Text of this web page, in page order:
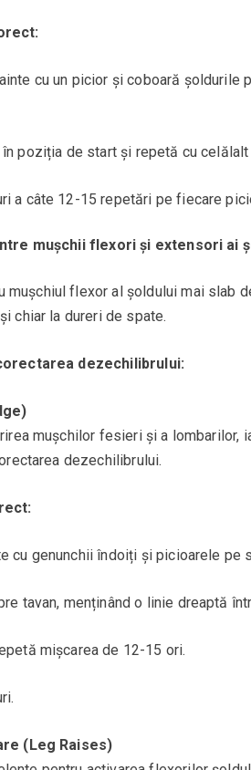
cu un picior și coboară șoldurile
poziția de start și repetă cu celălalt
a câte 12-15 repetări pe fiecare
mușchii flexori și extensori ai
mușchiul flexor al șoldului mai slab
chiar la dureri de spate.
dezechilibrului:
mușchilor fesieri și a
dezechilibrului.
cu genunchii îndoiți și picioarele pe
tavan, menținând o linie dreaptă
mișcarea de 12-15 ori.
(Leg Raises)